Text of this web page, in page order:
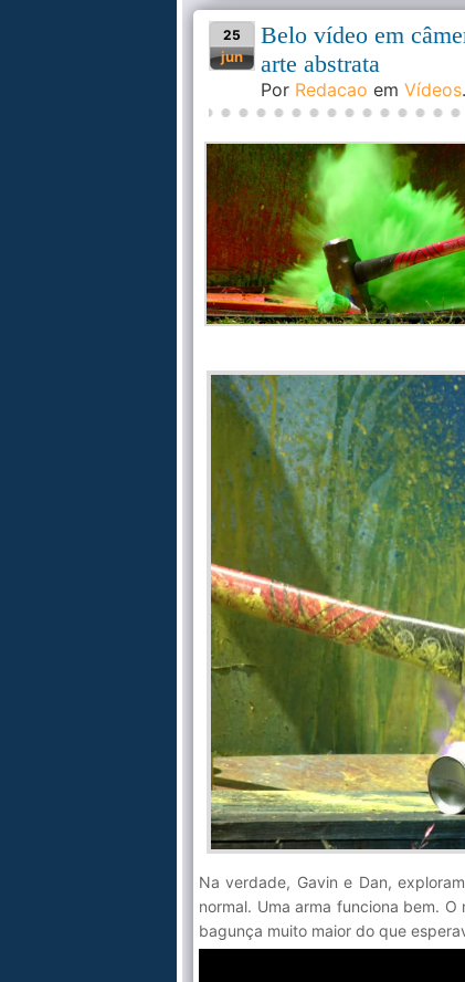
25
jun
Belo vídeo em
arte abstrata
Por Redacao em Vídeos
Na verdade, Gavin e Dan,
normal. Uma arma funciona bem.
bagunça muito maior do que